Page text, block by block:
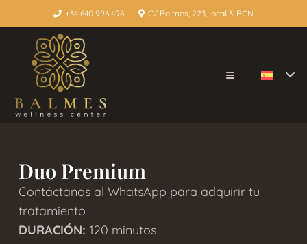
+34 640 996 498 C/ Balmes, 223, local 3, BCN
Duo Premium
Contáctanos al WhatsApp para adquirir tu
tratamiento
DURACIÓN: 120 minutos